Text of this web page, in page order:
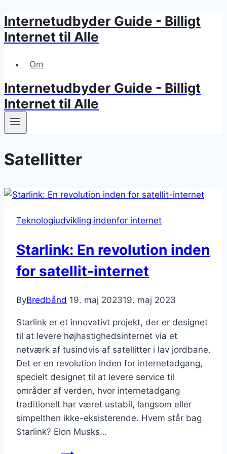
Skip
to
content
Internetudbyder Guide - Billigt
Internet til Alle
Om
Internetudbyder Guide - Billigt
Internet til Alle
Satellitter
Teknologiudvikling indenfor internet
Starlink: En revolution inden
for satellit-internet
ByBredbånd 19. maj 202319. maj 2023
Starlink er et innovativt projekt, der er designet
til at levere højhastighedsinternet via et
netværk af tusindvis af satellitter i lav jordbane.
Det er en revolution inden for internetadgang,
specielt designet til at levere service til
områder af verden, hvor internetadgang
traditionelt har været ustabil, langsom eller
simpelthen ikke-eksisterende. Hvem står bag
Starlink? Elon Musks…